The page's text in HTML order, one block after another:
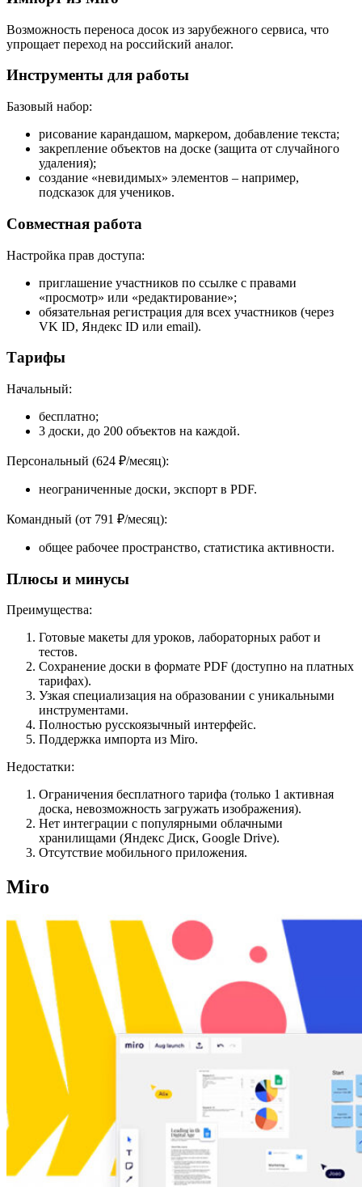
Возможность переноса досок из зарубежного сервиса, что
упрощает переход на российский аналог.
Инструменты для работы
Базовый набор:
рисование карандашом, маркером, добавление текста;
закрепление объектов на доске (защита от случайного
удаления);
создание «невидимых» элементов – например,
подсказок для учеников.
Совместная работа
Настройка прав доступа:
приглашение участников по ссылке с правами
«просмотр» или «редактирование»;
обязательная регистрация для всех участников (через
VK ID, Яндекс ID или email).
Тарифы
Начальный:
бесплатно;
3 доски, до 200 объектов на каждой.
Персональный (624 ₽/месяц):
неограниченные доски, экспорт в PDF.
Командный (от 791 ₽/месяц):
общее рабочее пространство, статистика активности.
Плюсы и минусы
Преимущества:
Готовые макеты для уроков, лабораторных работ и
тестов.
Сохранение доски в формате PDF (доступно на платных
тарифах).
Узкая специализация на образовании с уникальными
инструментами.
Полностью русскоязычный интерфейс.
Поддержка импорта из Miro.
Недостатки:
Ограничения бесплатного тарифа (только 1 активная
доска, невозможность загружать изображения).
Нет интеграции с популярными облачными
хранилищами (Яндекс Диск, Google Drive).
Отсутствие мобильного приложения.
Miro